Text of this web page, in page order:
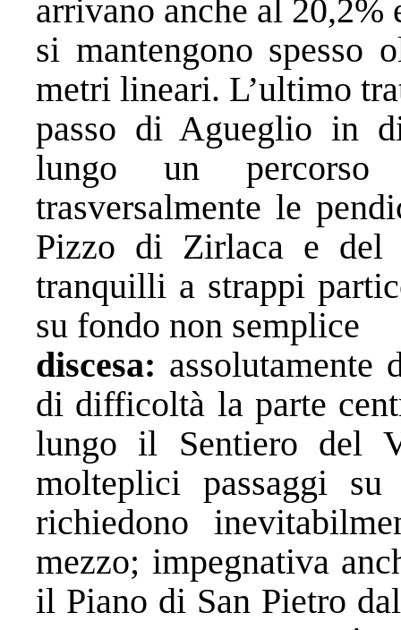
arrivano anche al
si mantengono spesso
metri lineari. L’ultimo
passo di Agueglio in
lungo un
trasversalmente le
Pizzo di Zirlaca e del
tranquilli a strappi
su fondo non semplice
discesa: assolutamente
di difficoltà la parte
lungo il Sentiero del
molteplici passaggi su
richiedono
mezzo; impegnativa
il Piano di San Pietro